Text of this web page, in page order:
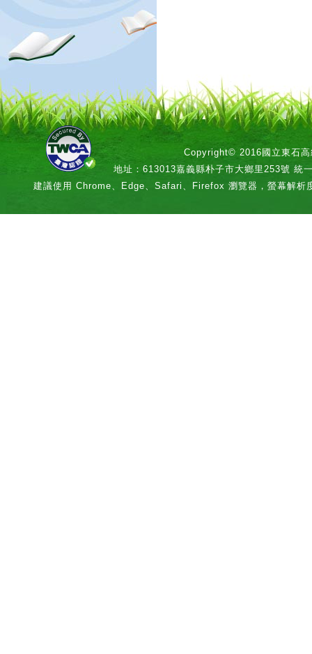
Copyright© 2016國立東石高
地址：613013嘉義縣朴子市大鄉里253號 統
建議使用 Chrome、Edge、Safari、Firefox 瀏覽器，螢幕解